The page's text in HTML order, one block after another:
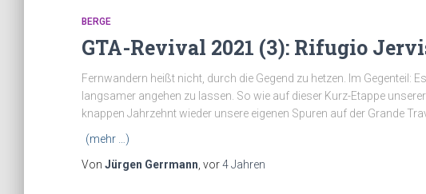
BERGE
GTA-Revival 2021 (3): Rifugio
Fernwandern heißt nicht, durch die Gegend zu hetzen. Im Gegenteil:
langsamer angehen zu lassen. So wie auf dieser Kurz-Etappe
knappen Jahrzehnt wieder unsere eigenen Spuren auf der Grande
(mehr …)
Von Jürgen Gerrmann , vor4 Jahren